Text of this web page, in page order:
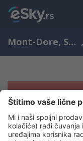
Mont-Dore, South Province, Nova Kaledonija ,
Žao nam je,
rezultate